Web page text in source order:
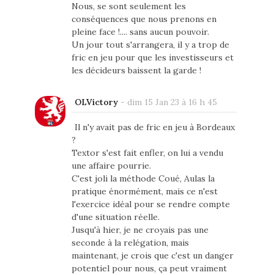
Nous, se sont seulement les
conséquences que nous prenons en
pleine face !.... sans aucun pouvoir.
Un jour tout s'arrangera, il y a trop de
fric en jeu pour que les investisseurs et
les décideurs baissent la garde !
OLVictory- dim 15 Jan 23 à 16 h 45
Il n'y avait pas de fric en jeu à Bordeaux
?
Textor s'est fait enfler, on lui a vendu
une affaire pourrie.
C'est joli la méthode Coué, Aulas la
pratique énormément, mais ce n'est
l'exercice idéal pour se rendre compte
d'une situation réelle.
Jusqu'à hier, je ne croyais pas une
seconde à la relégation, mais
maintenant, je crois que c'est un danger
potentiel pour nous, ça peut vraiment